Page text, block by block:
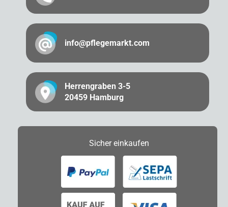
info@pflegemarkt.com
Herrengraben 3-5
20459 Hamburg
Sichereinkaufen